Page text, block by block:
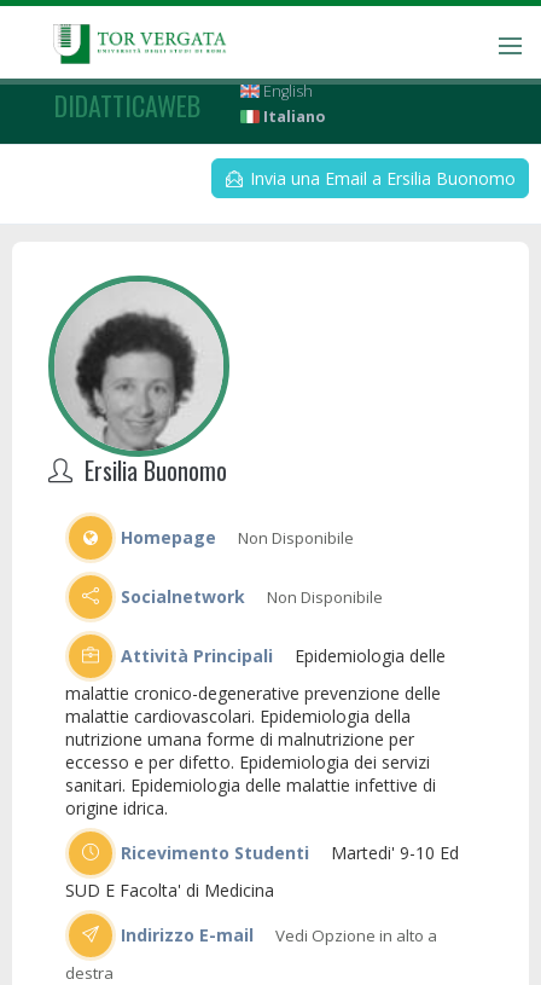
DIDATTICAWEB
English
Italiano
Invia una Email a Ersilia Buonomo
Ersilia Buonomo
Homepage Non Disponibile
Socialnetwork Non Disponibile
Attività Principali
malattie cronico-degenerative prevenzione delle
malattie cardiovascolari. Epidemiologia della
nutrizione umana forme di malnutrizione per
eccesso e per difetto. Epidemiologia dei servizi
sanitari. Epidemiologia delle malattie infettive di
origine idrica.
Ricevimento Studenti
SUD E Facolta' di Medicina
Indirizzo E-mail
Vedi Opzione in alto a
destra